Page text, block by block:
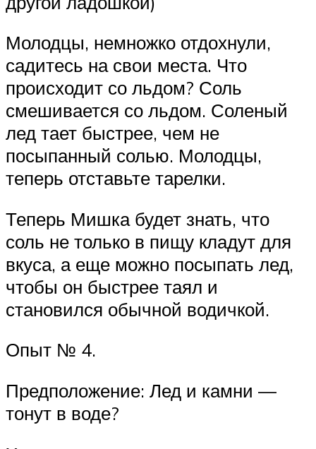
Молодцы, немножко отдохнули,
садитесь на свои места. Что
происходит со льдом? Соль
смешивается со льдом. Соленый
лед тает быстрее, чем не
посыпанный солью. Молодцы,
теперь отставьте тарелки.
Теперь Мишка будет знать, что
соль не только в пищу кладут для
вкуса, а еще можно посыпать лед,
чтобы он быстрее таял и
становился обычной водичкой.
Опыт № 4.
Предположение: Лед и камни —
тонут в воде?